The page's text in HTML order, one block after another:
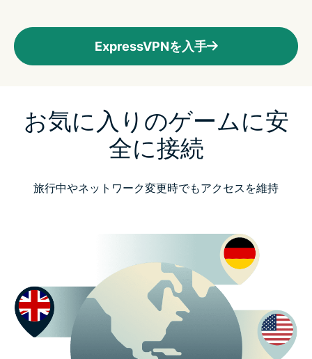
ExpressVPNを入手
お気に入りのゲームに安
全に接続
旅行中やネットワーク変更時でもアクセスを維持